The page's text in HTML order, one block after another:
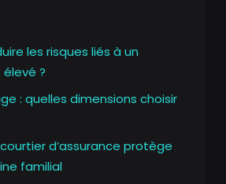
les risques liés à un
?
: quelles dimensions choisir
d’assurance protège
familial